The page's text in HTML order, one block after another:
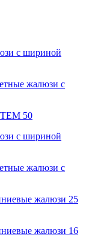
с шириной
жалюзи с
50
с шириной
жалюзи с
жалюзи 25
жалюзи 16